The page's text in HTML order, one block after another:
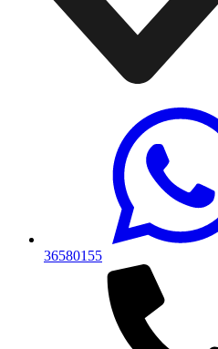
36580155